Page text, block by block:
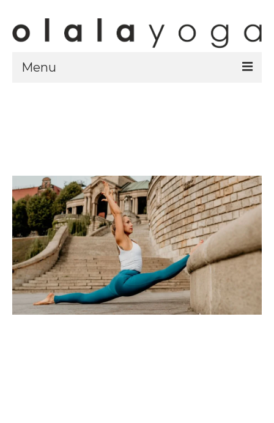
Menu
Olala Studio
Szczecin
Kursy
specjalistyczne
Grafik
spotkania online
Blog
artykuły i video